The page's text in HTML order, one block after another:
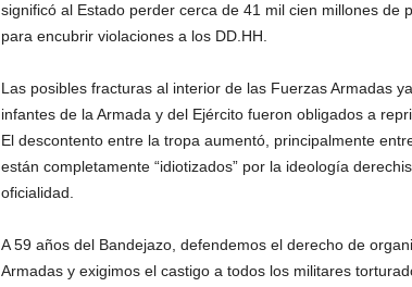
significó al Estado perder cerca de 41 mil cien millones de
para encubrir violaciones a los DD.HH.
Las posibles fracturas al interior de las Fuerzas Armadas
infantes de la Armada y del Ejército fueron obligados a
El descontento entre la tropa aumentó, principalmente
están completamente “idiotizados” por la ideología
oficialidad.
A 59 años del Bandejazo, defendemos el derecho de
Armadas y exigimos el castigo a todos los militares